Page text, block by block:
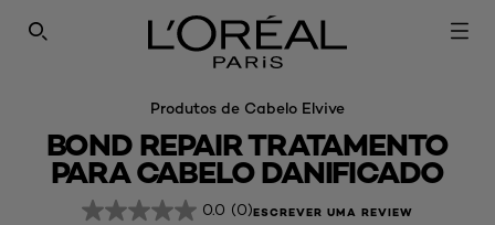
PESQUISAR NESTE SÍTIO
Produtos de Cabelo Elvive
BOND REPAIR TRATAMENTO
PARA CABELO DANIFICADO
0.0 (0)ESCREVER UMA REVIEW